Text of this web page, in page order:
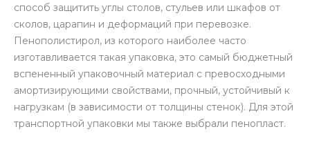
способ защитить углы столов, стульев или шкафов от
сколов, царапин и деформаций при перевозке.
Пенополистирол, из которого наиболее часто
изготавливается такая упаковка, это самый бюджетный
вспененный упаковочный материал с превосходными
амортизирующими свойствами, прочный, устойчивый к
нагрузкам (в зависимости от толщины стенок). Для этой
транспортной упаковки мы также выбрали пенопласт.